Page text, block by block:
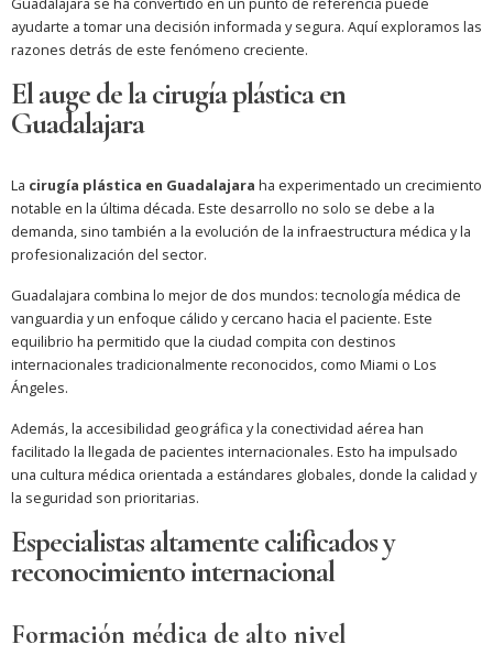
ayudarte a tomar una decisión informada y segura. Aquí exploramos las
razones detrás de este fenómeno creciente.
El auge de la cirugía plástica en
Guadalajara
La cirugía plástica en Guadalajara ha experimentado un crecimiento
notable en la última década. Este desarrollo no solo se debe a la
demanda, sino también a la evolución de la infraestructura médica y la
profesionalización del sector.
Guadalajara combina lo mejor de dos mundos: tecnología médica de
vanguardia y un enfoque cálido y cercano hacia el paciente. Este
equilibrio ha permitido que la ciudad compita con destinos
internacionales tradicionalmente reconocidos, como Miami o Los
Ángeles.
Además, la accesibilidad geográfica y la conectividad aérea han
facilitado la llegada de pacientes internacionales. Esto ha impulsado
una cultura médica orientada a estándares globales, donde la calidad y
la seguridad son prioritarias.
Especialistas altamente calificados y
reconocimiento internacional
Formación médica de alto nivel